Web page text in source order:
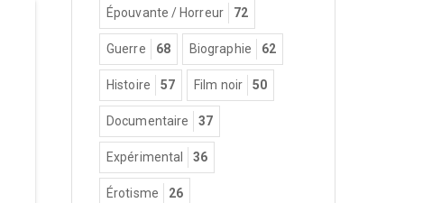
Épouvante / Horreur 72
Guerre 68 Biographie 62
Histoire 57 Film noir 50
Documentaire 37
Expérimental 36
Érotisme 26